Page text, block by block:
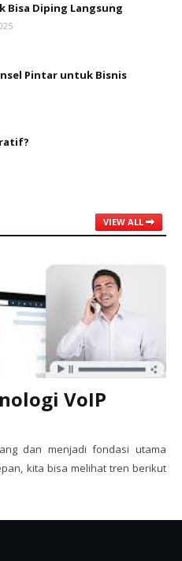
Bisa Diping Langsung
Pintar untuk Bisnis
VIEW ALL
VoIP
dan menjadi fondasi utama
kita bisa melihat tren berikut